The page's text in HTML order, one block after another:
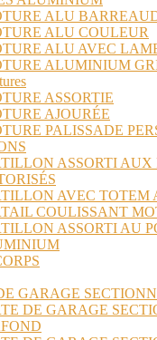
ALU
ALU COULEUR
ALU AVEC
ALUMINIUM
ASSORTIE
AJOURÉE
PALISSADE
ASSORTI AUX
AVEC TOTEM
COULISSANT
ASSORTI AU
GARAGE
DE GARAGE